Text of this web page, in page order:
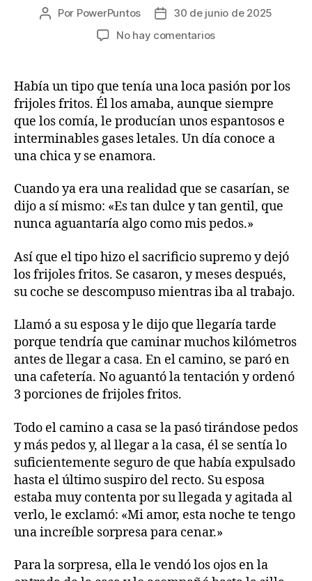
Autor
Por PowerPuntos
Fecha30 de junio de 2025
No hay comentariosen
Había un tipo que tenía una loca pasión por los
frijoles fritos. Él los amaba, aunque siempre
que los comía, le producían unos espantosos e
interminables gases letales. Un día conoce a
una chica y se enamora.
Cuando ya era una realidad que se casarían, se
dijo a sí mismo: «Es tan dulce y tan gentil, que
nunca aguantaría algo como mis pedos.»
Así que el tipo hizo el sacrificio supremo y dejó
los frijoles fritos. Se casaron, y meses después,
su coche se descompuso mientras iba al trabajo.
Llamó a su esposa y le dijo que llegaría tarde
porque tendría que caminar muchos kilómetros
antes de llegar a casa. En el camino, se paró en
una cafetería. No aguantó la tentación y ordenó
3 porciones de frijoles fritos.
Todo el camino a casa se la pasó tirándose pedos
y más pedos y, al llegar a la casa, él se sentía lo
suficientemente seguro de que había expulsado
hasta el último suspiro del recto. Su esposa
estaba muy contenta por su llegada y agitada al
verlo, le exclamó: «Mi amor, esta noche te tengo
una increíble sorpresa para cenar.»
Para la sorpresa, ella le vendó los ojos en la